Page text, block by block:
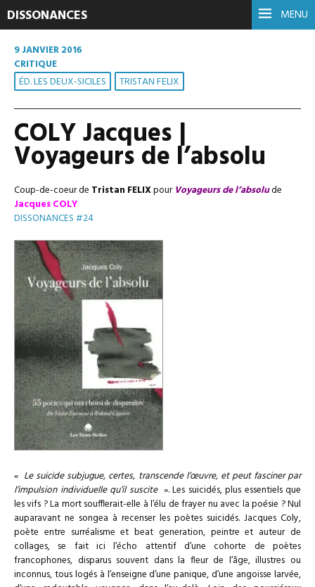
MENU
DISSONANCES
9 JANVIER 2016
CRITIQUE
ÉD. LES DEUX-SICILES TRISTAN FELIX
COLY Jacques |
Voyageurs de l’absolu
Coup-de-coeur de Tristan FELIXpourVoyageurs de l’absolude
JacquesCOLY
DISSONANCES #24
« Le suicide subjugue, certes, transcende l’œuvre, et peut fasciner par
l’impulsion individuelle qu’il suscite ». Les suicidés, plus essentiels que
les vifs ? La mort soufflerait-elle à l’élu de frayer nu avec la poésie ? Nul
auparavant ne songea à recenser les poètes suicidés. Jacques Coly,
poète entre surréalisme et beat generation, peintre et auteur de
collages, se fait ici l’écho attentif d’une cohorte de poètes
francophones, disparus souvent dans la fleur de l’âge, illustres ou
inconnus, tous logés à l’enseigne d’une panique, d’une angoisse larvée,